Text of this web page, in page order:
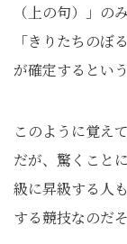
（上の句）」
「きりたちのぼ
が確定するとい
このように覚え
だが、驚くこと
級に昇級する人
する競技なのだそ